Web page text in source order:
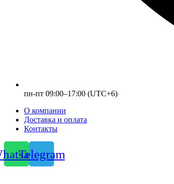
пн-пт 09:00–17:00 (UTC+6)
О компании
Доставка и оплата
Контакты
Telegram